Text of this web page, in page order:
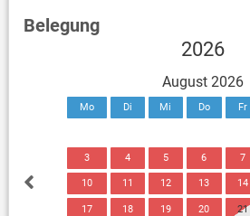
Belegung
2026
August 2026
Mo Di Mi Do Fr
3 4 5 6 7
10 11 12 13 14
17 18 19 20 21